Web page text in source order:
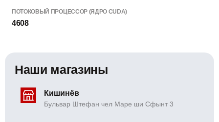
ПОТОКОВЫЙ ПРОЦЕССОР (ЯДРО CUDA)
4608
Наши магазины
Кишинёв
Бульвар Штефан чел Маре ши Сфынт 3